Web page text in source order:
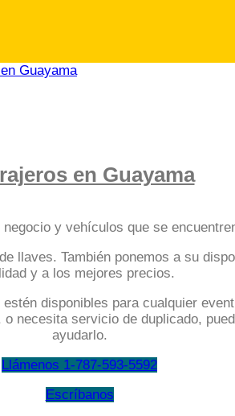
Guayama
en Guayama
y vehículos que se
llaves. También ponemos a su
y a los mejores precios.
disponibles para cualquier
necesita servicio de duplicado,
ayudarlo.
Llámenos 1-787-593-5592
Escríbanos